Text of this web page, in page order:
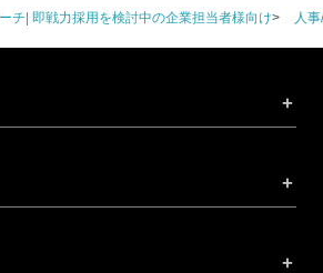
チ| 即戦力採用を検討中の企業担当者様向け 人